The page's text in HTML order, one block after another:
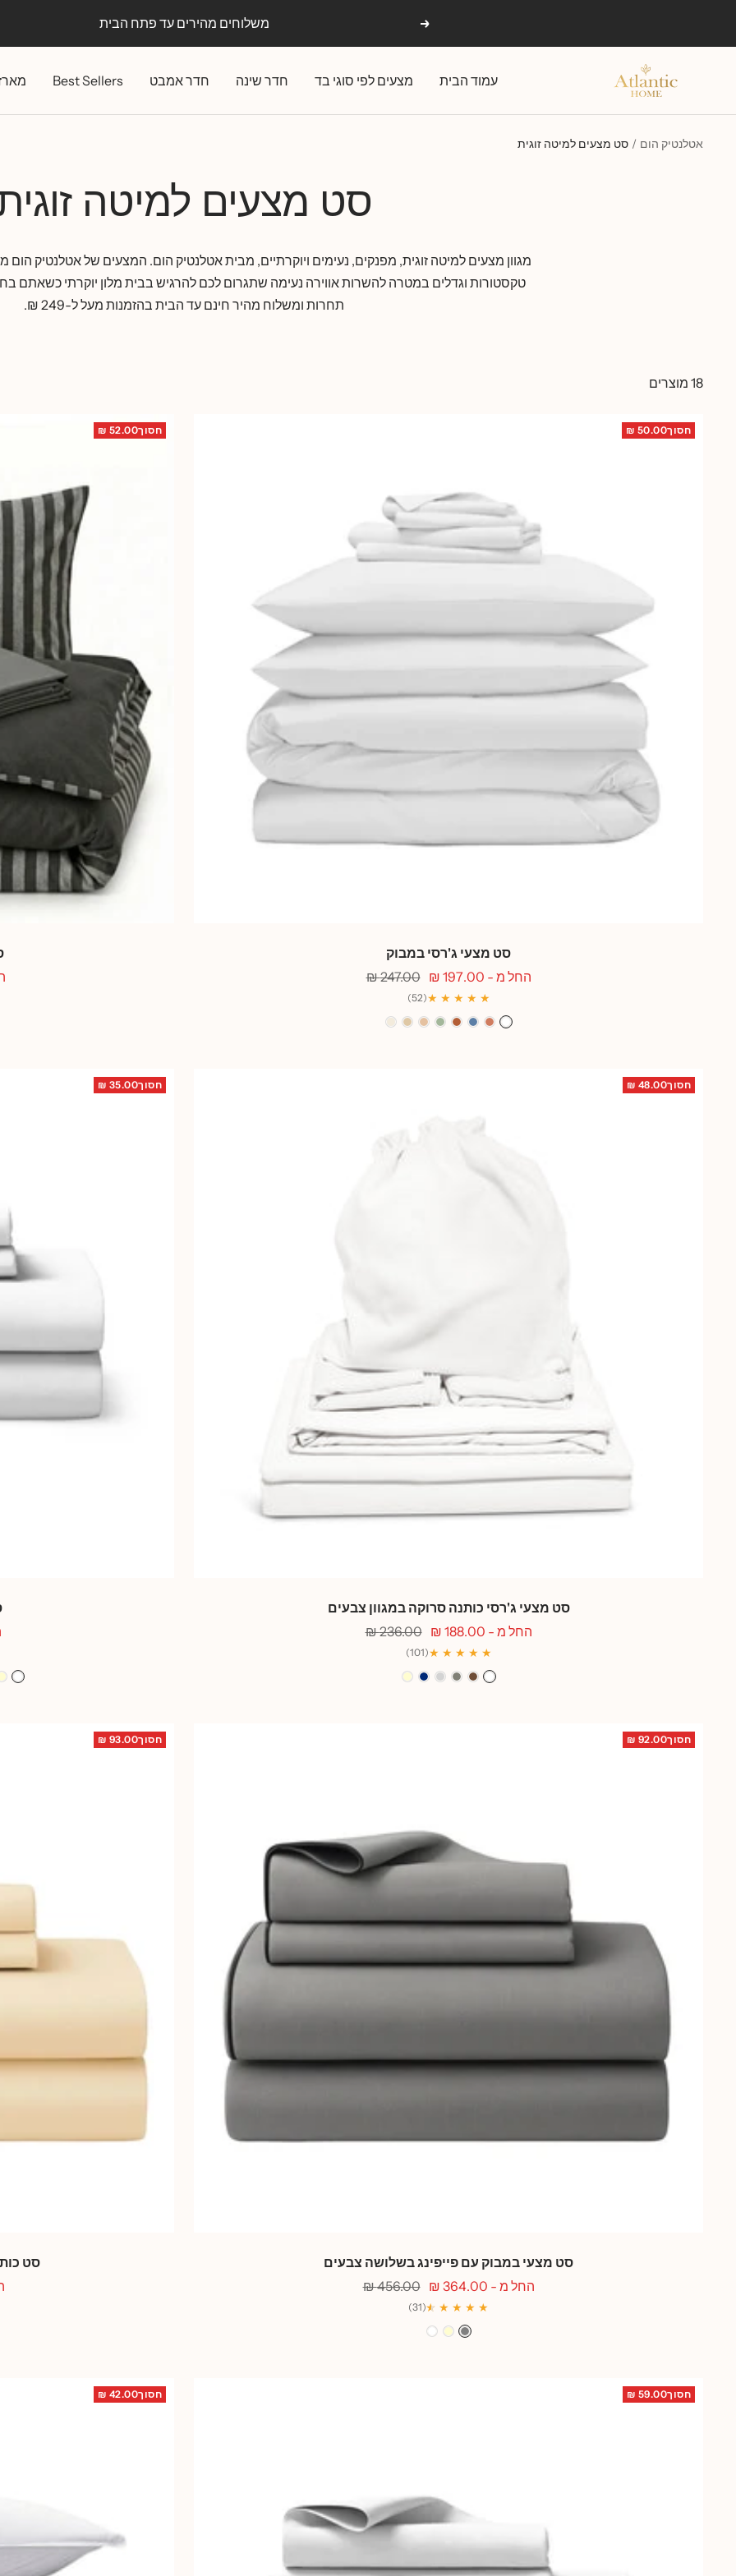
הקודם קיץ באטלנטיק: עד 30% הנחה
עמוד הבית מצעים לפי סוגי בד חדר שינה חדר אמבט Best Sellers
אטלנטיק
אטלנטיק הום סט מצעים למיטה זוגית
סט מצעים למיטה
מגוון מצעים למיטה זוגית, מפנקים, נעימים ויוקרתיים, מביתאטלנטיק הום. המצעים של אטלנטיק הום
טקסטורות וגדלים במטרה להשרות אווירה נעימה שתגרום לכם להרגיש בבית מלון יוקרתי כשאתם
תחרות ומשלוח מהיר חינם עד הבית בהזמנות מעל ל-249 ₪.
18 מוצרים
חסוך50.00 ₪
סט מצעי ג'רסי במבוק
מחיר
החל מ - 197.00 ₪
מחיר
רגיל
247.00 ₪
★ ★ ★ ★ ★
(52)
לבןאפרסק
כחולחמרה
ירוקורודחולאפור
חסוך52.00 ₪
חסוך48.00 ₪
סט מצעי ג'רסי כותנה סרוקה במגוון צבעים
מחיר
החל מ - 188.00 ₪
מחיר
רגיל
236.00 ₪
★ ★ ★ ★ ★
(101)
לבןקפהאפוראפורכחולשמנת
חסוך35.00 ₪
לבן
חסוך92.00 ₪
סט מצעי במבוק עם פייפינג בשלושה צבעים
מחיר
החל מ - 364.00 ₪
מחיר
רגיל
456.00 ₪
★ ★ ★ ★
★
★
(31)
אפורשמנת
לבן
חסוך93.00 ₪
סט
חסוך59.00 ₪ חסוך42.00 ₪